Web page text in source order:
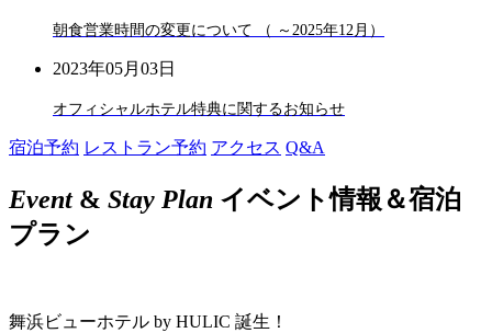
朝食営業時間の変更について （ ～2025年12月）
2023年05月03日
オフィシャルホテル特典に関するお知らせ
宿泊予約 レストラン予約 アクセス Q&A
Event& Stay Plan イベント情報＆宿泊
プラン
舞浜ビューホテル by HULIC 誕生！